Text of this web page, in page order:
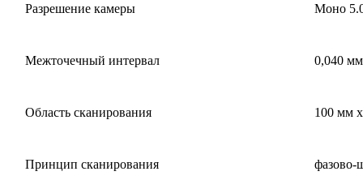
Разрешение камеры Моно
Межточечный интервал 0,040 мм
Область сканирования 100 мм
Принцип сканирования фазово-